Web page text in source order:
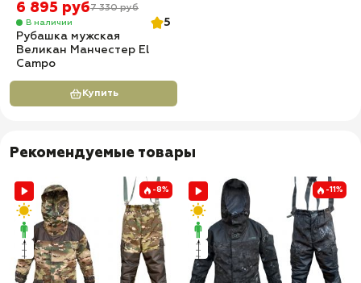
6 895 руб7 330 руб
В наличии
5
Рубашка мужская
Великан Манчестер El
Campo
Купить
Рекомендуемые товары
-8% -11%